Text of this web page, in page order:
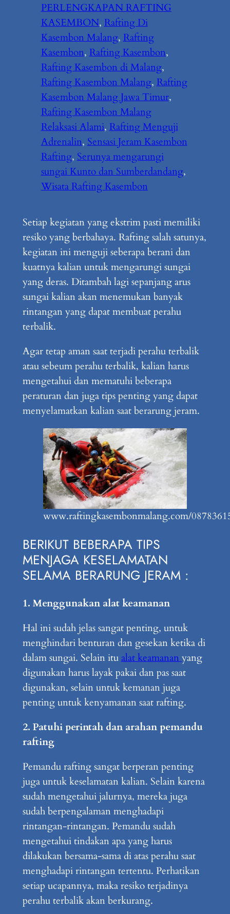
PERLENGKAPAN RAFTING
KASEMBON, Rafting Di
Kasembon Malang, Rafting
Kasembon, Rafting Kasembon
Rafting Kasembon di Malang
Rafting Kasembon Malang, Rafting
Kasembon Malang Jawa Timur
Rafting Kasembon Malang
Relaksasi Alami, Rafting Menguji
Adrenalin, Sensasi Jeram Kasembon
Rafting, Serunya mengarungi
sungai Kunto dan Sumberdandang
Wisata Rafting Kasembon
Setiap kegiatan yang ekstrim pasti memiliki
resiko yang berbahaya. Rafting salah satunya,
kegiatan ini menguji seberapa berani dan
kuatnya kalian untuk mengarungi sungai
yang deras. Ditambah lagi sepanjang arus
sungai kalian akan menemukan banyak
rintangan yang dapat membuat perahu
terbalik.
Agar tetap aman saat terjadi perahu terbalik
atau sebeum perahu terbalik, kalian harus
mengetahui dan mematuhi beberapa
peraturan dan juga tips penting yang dapat
menyelamatkan kalian saat berarung jeram.
www.raftingkasembonmalang.com/
BERIKUT BEBERAPA TIPS
MENJAGA KESELAMATAN
SELAMA BERARUNG JERAM :
1. Menggunakan alat keamanan
Hal ini sudah jelas sangat penting, untuk
menghindari benturan dan gesekan ketika di
dalam sungai. Selain itualat keamanan yang
digunakan harus layak pakai dan pas saat
digunakan, selain untuk kemanan juga
penting untuk kenyamanan saat rafting.
2. Patuhi perintah dan arahan pemandu
rafting
Pemandu rafting sangat berperan penting
juga untuk keselamatan kalian. Selain karena
sudah mengetahui jalurnya, mereka juga
sudah berpengalaman menghadapi
rintangan-rintangan. Pemandu sudah
mengetahui tindakan apa yang harus
dilakukan bersama-sama di atas perahu saat
menghadapi rintangan tertentu. Perhatikan
setiap ucapannya, maka resiko terjadinya
perahu terbalik akan berkurang.